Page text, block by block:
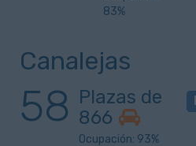
83%
Canalejas
58 Plazas de
866
Ocupación: 93%